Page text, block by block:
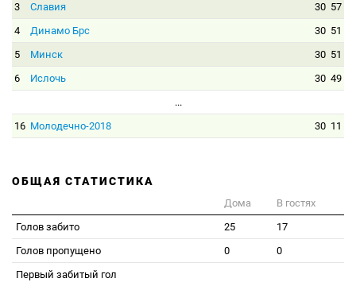
3
Славия 30 57
4
Динамо Брс 30 51
5
Минск 30 51
6
Ислочь 30 49
...
16 Молодечно-2018 30 11
ОБЩАЯ СТАТИСТИКА
Дома
В гостях
Голов забито
25
17
Голов пропущено
0
0
Первый забитый гол